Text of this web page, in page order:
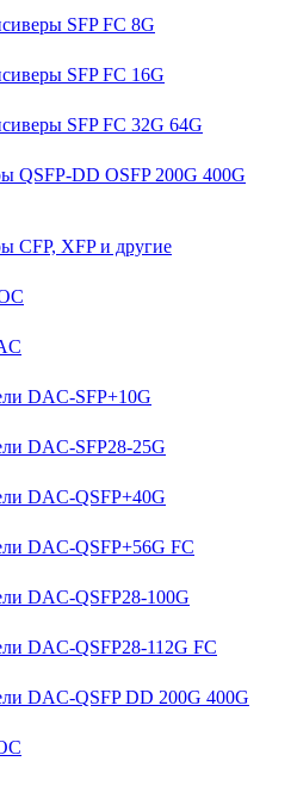
SFP FC 8G
SFP FC 16G
SFP FC 32G 64G
QSFP-DD OSFP 200G 400G
CFP, XFP и другие
DAC-SFP+10G
DAC-SFP28-25G
DAC-QSFP+40G
DAC-QSFP+56G FC
DAC-QSFP28-100G
DAC-QSFP28-112G FC
DAC-QSFP DD 200G 400G